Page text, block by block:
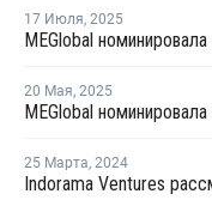
17 Июля, 2025
20 Мая, 2025
25 Марта, 2024